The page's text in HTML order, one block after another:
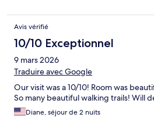
Avis vérifié
10/10 Exceptionnel
9 mars 2026
Traduire avec Google
Our visit was a 10/10! Room was
So many beautiful walking trails! Will
Diane, séjour de 2 nuits